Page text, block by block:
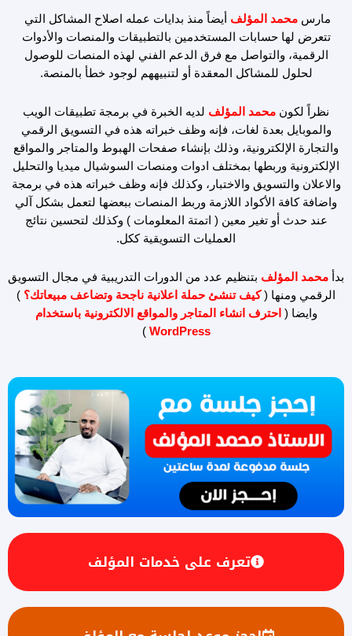
مارس محمد المؤلف أيضاً منذ بدايات عمله اصلاح المشاكل التي
تتعرض لها حسابات المستخدمين بالتطبيقات والمنصات والأدوات
الرقمية، والتواصل مع فرق الدعم الفني لهذه المنصات للوصول
لحلول للمشاكل المعقدة أو لتنبيههم لوجود خطأ بالمنصة.
نظراً لكون محمد المؤلف لديه الخبرة في برمجة تطبيقات الويب
والموبايل بعدة لغات، فإنه وظف خبراته هذه في التسويق الرقمي
والتجارة الإلكترونية، وذلك بإنشاء صفحات الهبوط والمتاجر والمواقع
الإلكترونية وربطها بمختلف ادوات ومنصات السوشيال ميديا والتحليل
والاعلان والتسويق والاختبار، وكذلك فإنه وظف خبراته هذه في برمجة
واضافة كافة الأكواد اللازمة وربط المنصات ببعضها لتعمل بشكل آلي
عند حدث أو تغير معين ( اتمتة المعلومات ) وكذلك لتحسين نتائج
العمليات التسويقية ككل.
بدأ محمد المؤلف بتنظيم عدد من الدورات التدريبية في مجال التسويق
الرقمي ومنها (كيف تنشئ حملة اعلانية ناجحة وتضاعف مبيعاتك؟ )
وايضا ( احترف انشاء المتاجر والمواقع الالكترونية باستخدام
WordPress
)
تعرف على خدمات المؤلف